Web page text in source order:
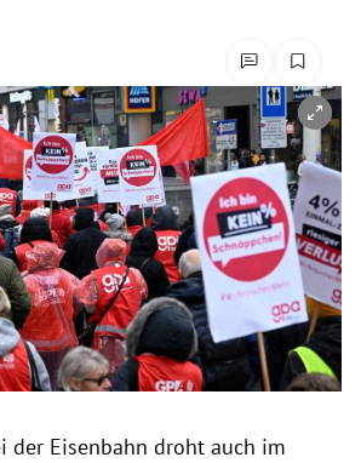
schließen
der Eisenbahn droht auch im